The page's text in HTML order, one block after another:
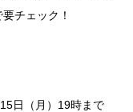
チェック！
日（月）19時まで